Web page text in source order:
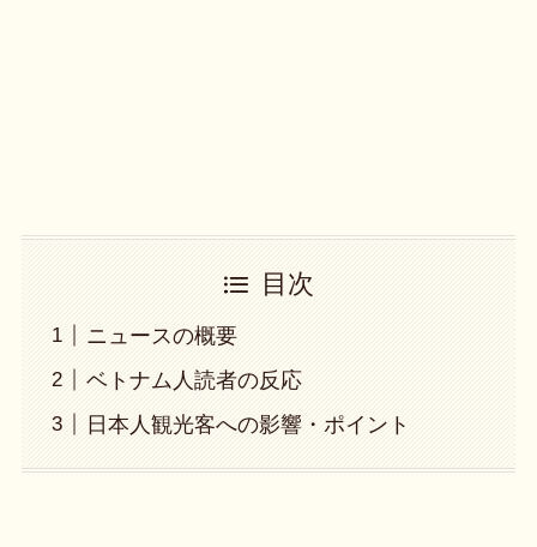
目次
ニュースの概要
ベトナム人読者の反応
日本人観光客への影響・ポイント